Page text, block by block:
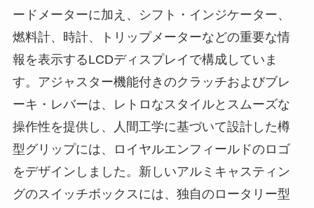
ードメーターに加え、シフト・インジケーター、
燃料計、時計、トリップメーターなどの重要な情
報を表示するLCDディスプレイで構成していま
す。アジャスター機能付きのクラッチおよびブレ
ーキ・レバーは、レトロなスタイルとスムーズな
操作性を提供し、人間工学に基づいて設計した樽
型グリップには、ロイヤルエンフィールドのロゴ
をデザインしました。新しいアルミキャスティン
グのスイッチボックスには、独自のロータリー型